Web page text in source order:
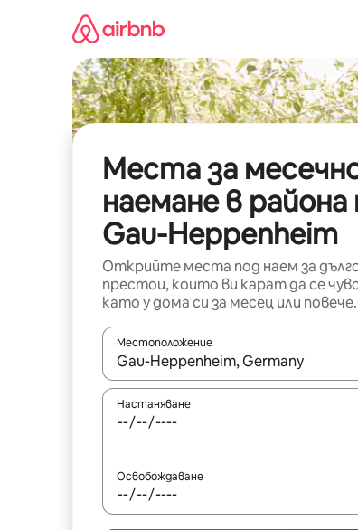
съдържанието
Места за
наемане в района
Gau-Heppenheim
Открийте места под наем за
престои, които ви карат да се
като у дома си за месец или повече.
Местоположение
Когато резултатите се покажат,
Настаняване
Освобождаване